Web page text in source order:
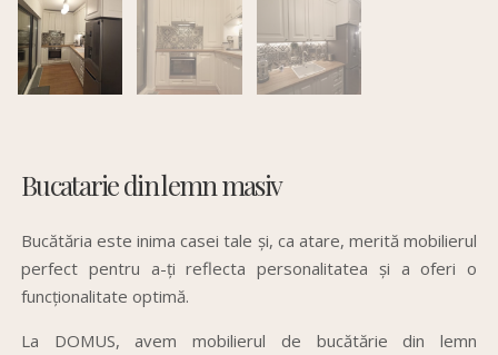
Bucatarie din lemn masiv
Bucătăria este inima casei tale și, ca atare, merită mobilierul
perfect pentru a-ți reflecta personalitatea și a oferi o
funcționalitate optimă.
La DOMUS, avem mobilierul de bucătărie din lemn